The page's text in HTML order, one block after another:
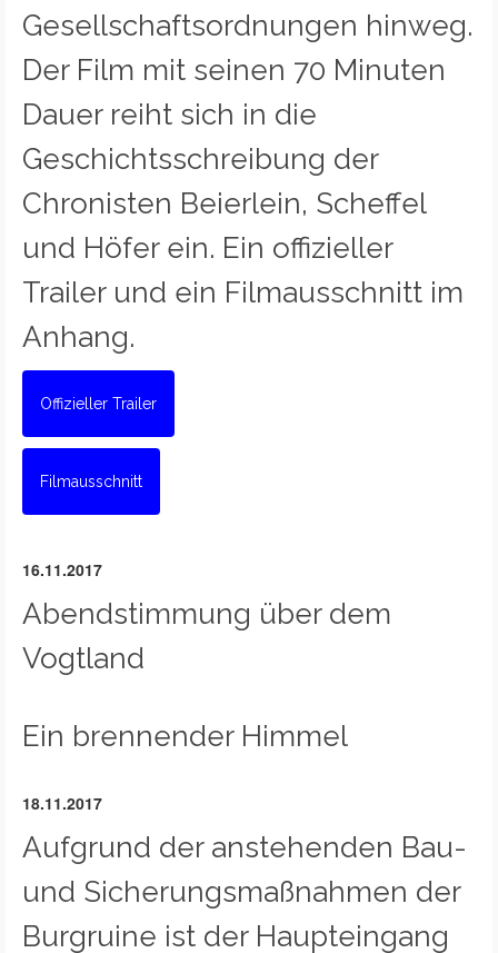
Gesellschaftsordnungen hinweg.
Der Film mit seinen 70 Minuten
Dauer reiht sich in die
Geschichtsschreibung der
Chronisten Beierlein, Scheffel
und Höfer ein. Ein offizieller
Trailer und ein Filmausschnitt im
Anhang.
Offizieller Trailer
Filmausschnitt
16.11.2017
Abendstimmung über dem
Vogtland
Ein brennender Himmel
18.11.2017
Aufgrund der anstehenden Bau-
und Sicherungsmaßnahmen der
Burgruine ist der Haupteingang